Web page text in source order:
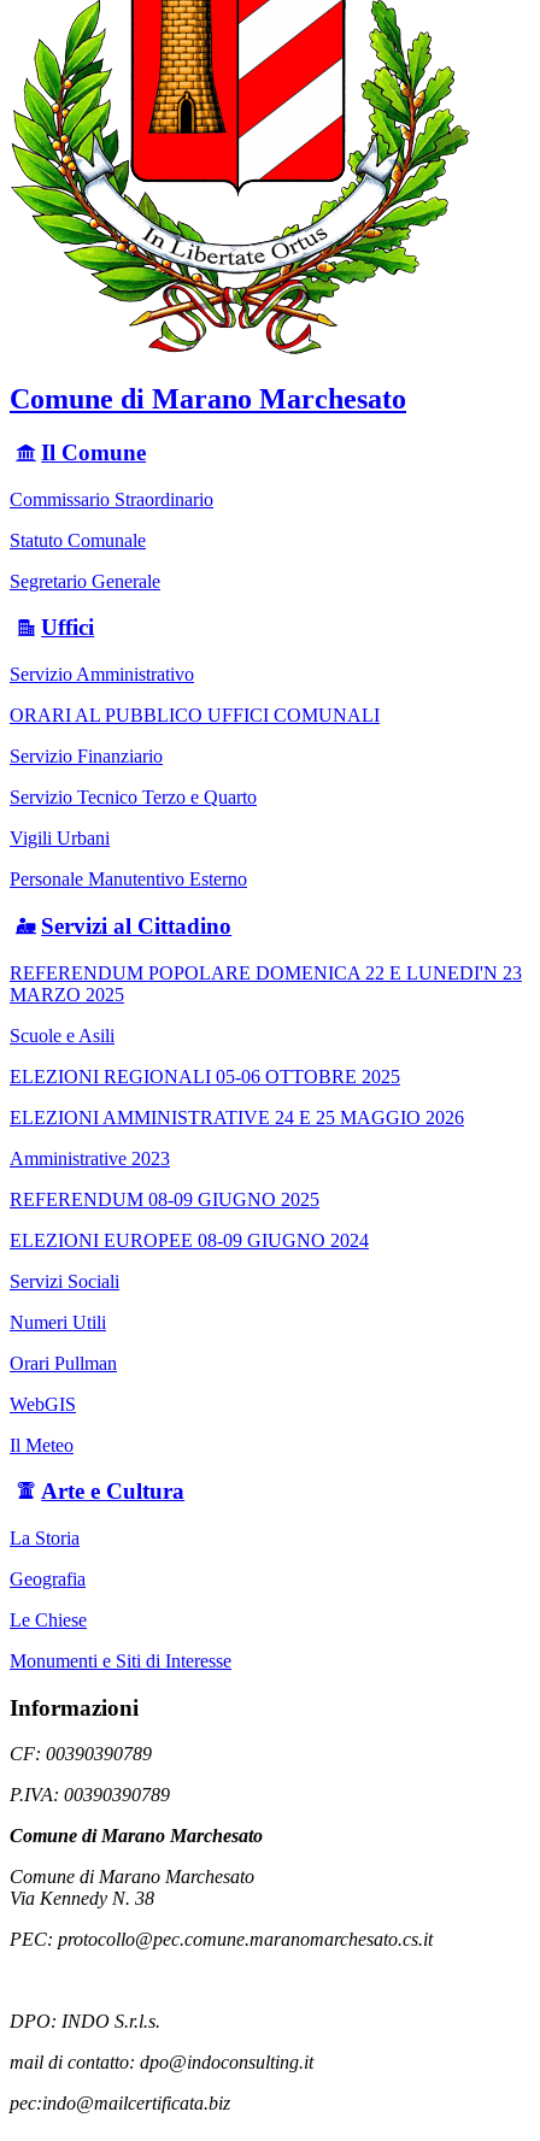
Comune di Marano Marchesato
Il Comune
Commissario Straordinario
Statuto Comunale
Segretario Generale
Uffici
Servizio Amministrativo
ORARI AL PUBBLICO UFFICI COMUNALI
Servizio Finanziario
Servizio Tecnico Terzo e Quarto
Vigili Urbani
Personale Manutentivo Esterno
Servizi al Cittadino
REFERENDUM POPOLARE DOMENICA 22 E LUNEDI'N 23
MARZO 2025
Scuole e Asili
ELEZIONI REGIONALI 05-06 OTTOBRE 2025
ELEZIONI AMMINISTRATIVE 24 E 25 MAGGIO 2026
Amministrative 2023
REFERENDUM 08-09 GIUGNO 2025
ELEZIONI EUROPEE 08-09 GIUGNO 2024
Servizi Sociali
Numeri Utili
Orari Pullman
WebGIS
Il Meteo
Arte e Cultura
La Storia
Geografia
Le Chiese
Monumenti e Siti di Interesse
Informazioni
CF: 00390390789
P.IVA: 00390390789
Comune di Marano Marchesato
Comune di Marano Marchesato
Via Kennedy N. 38
PEC: protocollo@pec.comune.maranomarchesato.cs.it
DPO: INDO S.r.l.s.
mail di contatto: dpo@indoconsulting.it
pec:indo@mailcertificata.biz